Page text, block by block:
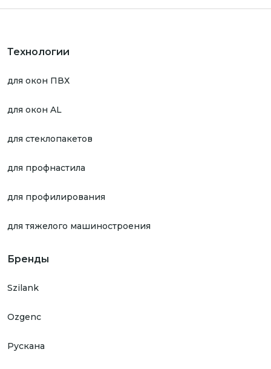
Технологии
для окон ПВХ
для окон AL
для стеклопакетов
для профнастила
для профилирования
для тяжелого машиностроения
Бренды
Szilank
Ozgenc
Рускана